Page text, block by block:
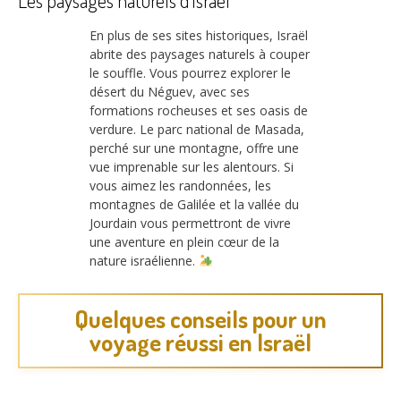
En plus de ses sites historiques, Israël
abrite des paysages naturels à couper
le souffle. Vous pourrez explorer le
désert du Néguev, avec ses
formations rocheuses et ses oasis de
verdure. Le parc national de Masada,
perché sur une montagne, offre une
vue imprenable sur les alentours. Si
vous aimez les randonnées, les
montagnes de Galilée et la vallée du
Jourdain vous permettront de vivre
une aventure en plein cœur de la
nature israélienne.
Quelques conseils pour un
voyage réussi en Israël